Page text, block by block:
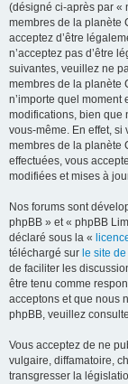
(désigné ci-après par «
membres de la planète
acceptez d’être
n’acceptez pas d’être
suivantes, veuillez ne
membres de la planète
n’importe quel moment
modifications, bien que
vous-même. En effet,
membres de la planète
effectuées, vous
modifiées et mises à
Nos forums sont
phpBB » et « phpBB
déclaré sous la «
téléchargé sur le site
de faciliter les
être tenu comme
acceptons et que nous
phpBB, veuillez
Vous acceptez de ne
vulgaire, diffamatoire,
transgresser la